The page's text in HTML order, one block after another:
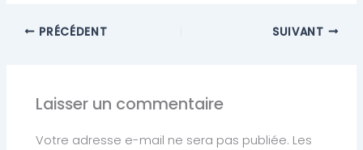
PRÉCÉDENT SUIVANT
Laisser un commentaire
Votre adresse e-mail ne sera pas publiée. Les